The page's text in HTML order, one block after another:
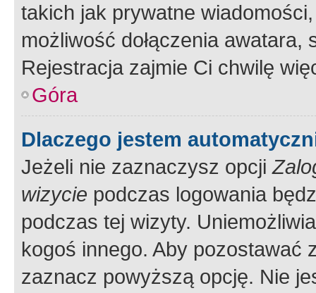
takich jak prywatne
możliwość dołączenia
Rejestracja zajmie Ci chwilę
Góra
Dlaczego jestem
Jeżeli nie zaznaczysz opcji
wizycie podczas logowania
podczas tej wizyty.
kogoś innego. Aby pozostawać
zaznacz powyższą opcję. Nie